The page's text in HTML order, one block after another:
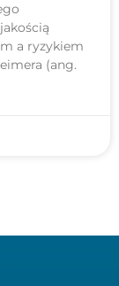
a ryzykiem
(ang.